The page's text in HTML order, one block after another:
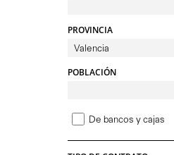
PROVINCIA
POBLACIÓN
De bancos y cajas